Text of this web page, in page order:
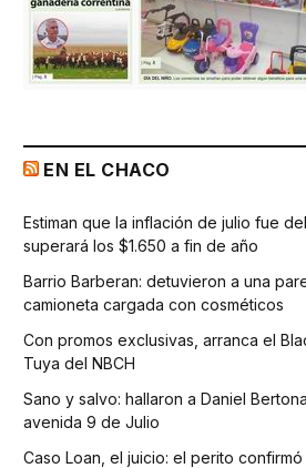
EN EL CHACO
Estiman que la inflación de julio fue
superará los $1.650 a fin de año
Barrio Barberan: detuvieron a una
camioneta cargada con cosméticos
Con promos exclusivas, arranca el
Tuya del NBCH
Sano y salvo: hallaron a Daniel
avenida 9 de Julio
Caso Loan, el juicio: el perito